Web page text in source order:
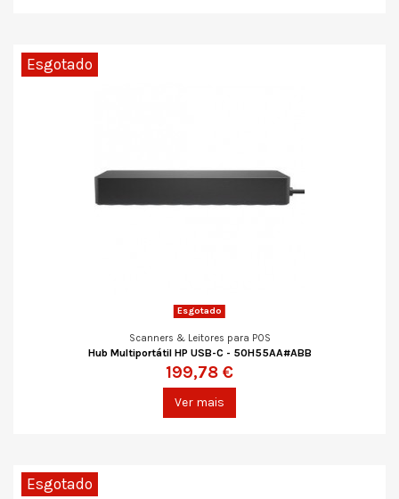
Esgotado
Esgotado
Scanners & Leitores para POS
Hub Multiportátil HP USB-C - 50H55AA#ABB
199,78 €
Ver mais
Esgotado